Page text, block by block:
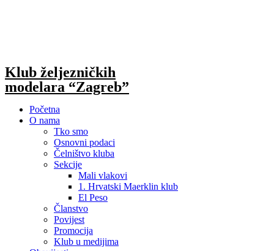
Klub željezničkih
modelara “Zagreb”
Početna
O nama
Tko smo
Osnovni podaci
Čelništvo kluba
Sekcije
Mali vlakovi
1. Hrvatski Maerklin klub
El Peso
Članstvo
Povijest
Promocija
Klub u medijima